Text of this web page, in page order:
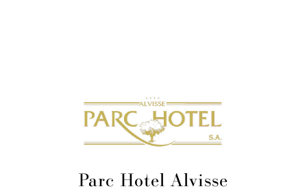
Parc Hotel Alvisse